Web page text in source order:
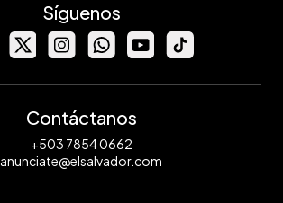
Síguenos
Contáctanos
+503 7854 0662
anunciate@elsalvador.com